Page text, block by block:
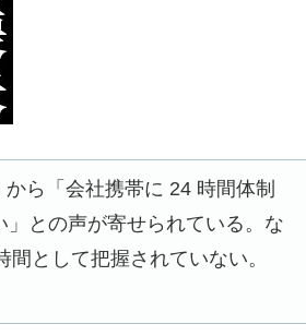
ら「会社携帯に 24 時間体制
との声が寄せられている。な
として把握されていない。